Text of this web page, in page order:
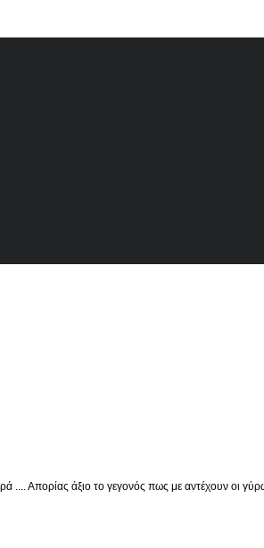
Απορίας άξιο το γεγονός πως με αντέχουν οι